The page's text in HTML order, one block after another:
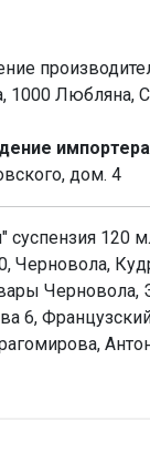
1000 Любляна,
дом. 4
суспензия
Черновола,
6,